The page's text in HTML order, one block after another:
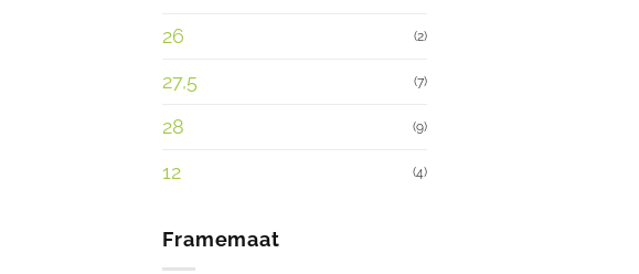
26 (2)
27,5 (7)
28 (9)
12 (4)
Framemaat